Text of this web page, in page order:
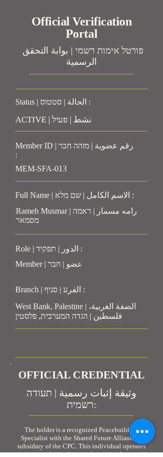
Official Verification
Portal
الرسمية
Status | الحالة | סטטוס :
ACTIVE | نشط | פעיל
Member ID | رقم عضوية | מזהה חבר
:
MEM-SFA-013
Full Name | الاسم الكامل | שם מלא :
Rameh Musmar | رامه مسمار | ראמה
מסמאר
Role | الدور | תפקיד :
Member | عضو | חבר
Branch | الفرע | סניף :
West Bank, Palestine | الضفة الغربية،
فلسطين | הגדה המערבית, פלסטין
OFFICIAL CREDENTIAL
وثيقة إثبات رسمية | תעודה
רשמית:
The holder is a recognized Peacebuilding
Specialist with the Shared Future Alliance, a
subsidary of the CPC. This individual operates
in an authorized, neutral, non-combatant